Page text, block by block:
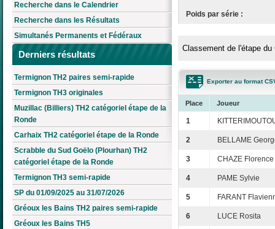
Recherche dans le Calendrier
Recherche dans les Résultats
Simultanés Permanents et Fédéraux
Derniers résultats
Termignon TH2 paires semi-rapide
Termignon TH3 originales
Muzillac (Billiers) TH2 catégoriel étape de la
Ronde
Carhaix TH2 catégoriel étape de la Ronde
Scrabble du Sud Goëlo (Plourhan) TH2
catégoriel étape de la Ronde
Termignon TH3 semi-rapide
SP du 01/09/2025 au 31/07/2026
Gréoux les Bains TH2 paires semi-rapide
Gréoux les Bains TH5
Poids par série :
Classement de l'étape du
Exporter au format
Place Joueur
1
2 BELLAME
3 CHAZE Florence
4 PAME Sylvie
5 FARANT
6 LUCE Rosita